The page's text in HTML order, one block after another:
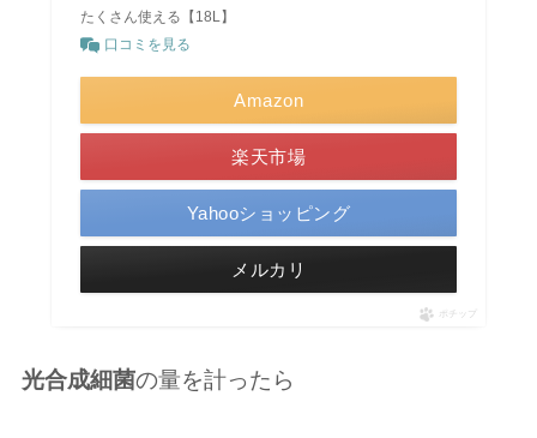
たくさん使える【18L】
口コミを見る
Amazon
楽天市場
Yahooショッピング
メルカリ
ポチップ
光合成細菌の量を計ったら